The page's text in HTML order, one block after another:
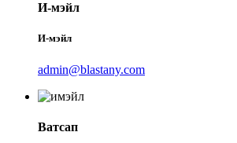
И-мэйл
И-мэйл
admin@blastany.com
Ватсап